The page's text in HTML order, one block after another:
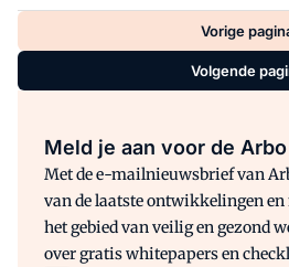
nodig. Ook al
maatregelen
zegt hier
Vorige
Volgende
Meld je aan voor de
Met de e-mailnieuwsbrief van
van de laatste ontwikkelingen
het gebied van veilig en gezond
over gratis whitepapers en